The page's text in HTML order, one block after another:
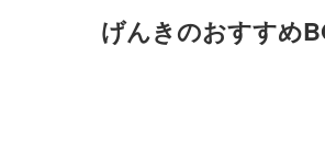
げんきのおすすめ